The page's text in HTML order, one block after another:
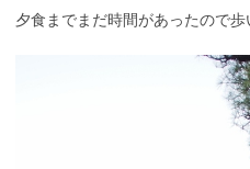
夕食までまだ時間があったので歩